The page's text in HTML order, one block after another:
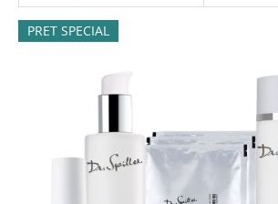
PRET SPECIAL